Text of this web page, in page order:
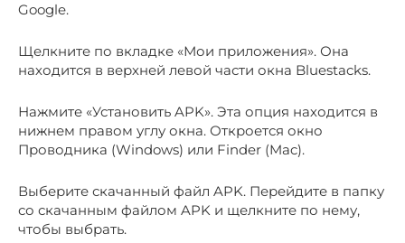
Google.
Щелкните по вкладке «Мои приложения». Она
находится в верхней левой части окна Bluestacks.
Нажмите «Установить APK». Эта опция находится в
нижнем правом углу окна. Откроется окно
Проводника (Windows) или Finder (Mac).
Выберите скачанный файл APK. Перейдите в папку
со скачанным файлом APK и щелкните по нему,
чтобы выбрать.